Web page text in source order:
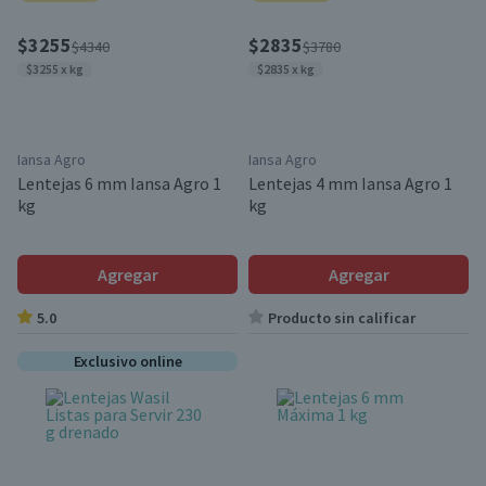
$3255$4340
$3255 x kg
Iansa Agro
Lentejas 6 mm Iansa Agro 1
kg
Agregar
5.0
$2835$3780
$2835 x kg
Iansa Agro
Lentejas 4 mm Iansa Agro 1
kg
Agregar
Producto sin calificar
Exclusivo online